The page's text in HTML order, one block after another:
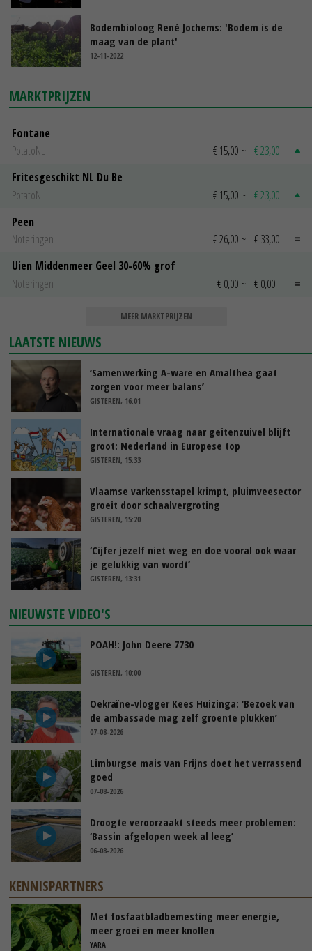
Bodembioloog René Jochems: 'Bodem is de
maag van de plant'
12-11-2022
MARKTPRIJZEN
Fontane
PotatoNL
€ 15,00 ~ € 23,00
Fritesgeschikt NL Du Be
PotatoNL
€ 15,00 ~ € 23,00
Peen
Noteringen
€ 26,00 ~ € 33,00
Uien Middenmeer Geel 30-60% grof
Noteringen
€ 0,00 ~ € 0,00
MEER MARKTPRIJZEN
LAATSTE NIEUWS
‘Samenwerking A-ware en Amalthea gaat
zorgen voor meer balans’
GISTEREN, 16:01
Internationale vraag naar geitenzuivel blijft
groot: Nederland in Europese top
GISTEREN, 15:33
Vlaamse varkensstapel krimpt, pluimveesector
groeit door schaalvergroting
GISTEREN, 15:20
‘Cijfer jezelf niet weg en doe vooral ook waar
je gelukkig van wordt’
GISTEREN, 13:31
NIEUWSTE VIDEO'S
POAH!: John Deere 7730
GISTEREN, 10:00
Oekraïne-vlogger Kees Huizinga: ‘Bezoek van
de ambassade mag zelf groente plukken’
07-08-2026
Limburgse mais van Frijns doet het verrassend
goed
07-08-2026
Droogte veroorzaakt steeds meer problemen:
‘Bassin afgelopen week al leeg’
06-08-2026
KENNISPARTNERS
Met fosfaatbladbemesting meer energie,
meer groei en meer knollen
YARA